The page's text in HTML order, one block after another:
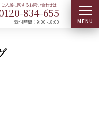
0120-834-655
受付時間：9:00~18:00